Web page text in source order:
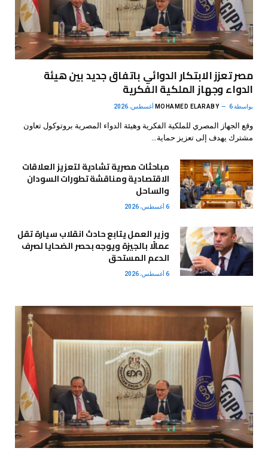
مصر تعزز الابتكار الدوائي باتفاق جديد بين هيئة
الدواء وجهاز الملكية الفكرية
بواسطة MOHAMED ELARABY 6 أغسطس، 2026
وقع الجهاز المصري للملكية الفكرية وهيئة الدواء المصرية بروتوكول تعاون
مشترك يهدف إلى تعزيز حماية…
مباحثات مصرية تشادية لتعزيز العلاقات
الاقتصادية ومناقشة تطورات السودان
والساحل
6 أغسطس، 2026
وزير العمل يتابع حادث انقلاب سيارة تقل
عمالًا بالجيزة ويوجه بحصر الضحايا لصرف
الدعم المستحق
6 أغسطس، 2026